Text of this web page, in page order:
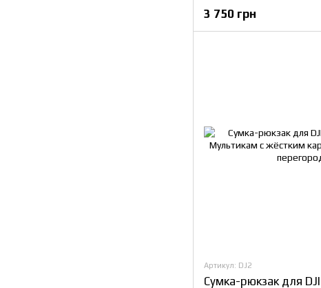
3 750 грн
Артикул: DJ2